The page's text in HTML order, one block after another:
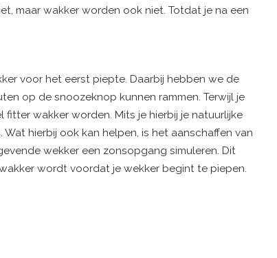
maar wakker worden ook niet. Totdat je na een
voor het eerst piepte. Daarbij hebben we de
op de snoozeknop kunnen rammen. Terwijl je
wakker worden. Mits je hierbij je natuurlijke
hierbij ook kan helpen, is het aanschaffen van
wekker een zonsopgang simuleren. Dit
wordt voordat je wekker begint te piepen.